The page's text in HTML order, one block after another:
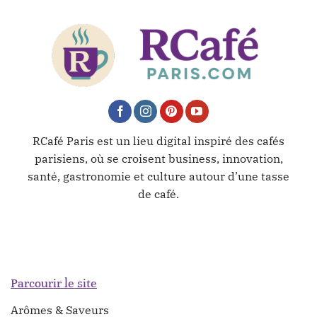
RCafé Paris est un lieu digital inspiré des cafés
parisiens, où se croisent business, innovation,
santé, gastronomie et culture autour d’une tasse
de café.
Parcourir le site
Arômes & Saveurs